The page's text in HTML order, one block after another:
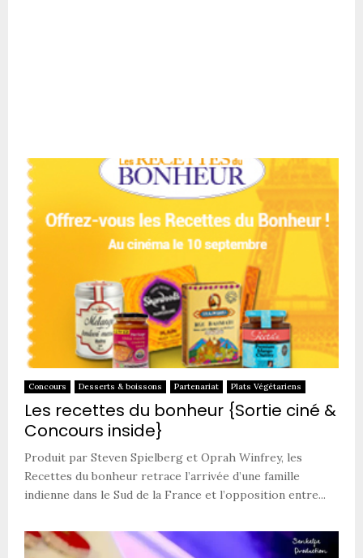
Concours Desserts & boissons Partenariat Plats Végétariens
Les recettes du bonheur {Sortie ciné &
Concours inside}
Produit par Steven Spielberg et Oprah Winfrey, les
Recettes du bonheur retrace l’arrivée d’une famille
indienne dans le Sud de la France et l’opposition entre...